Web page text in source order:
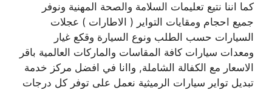
كما اننا نتيع تعليمات السلامة والصحة المهنية ونوفر
جميع احجام ومقايات التواير ( الاطارات ) عجلات
السيارات حسب الطلب ونوع السيارة وقكع غيار
ومعدات سيارات كافة المقاسات والماركات العالمية باقر
الاسعار مع الكفالة الشاملة, واانا في افضل مركز خدمة
تبديل تواير سيارات الرميثية نعمل على توفر كل درجات